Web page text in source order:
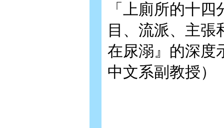
「上廁所的十
目、流派、主張
在尿溺』的深度
中文系副教授）